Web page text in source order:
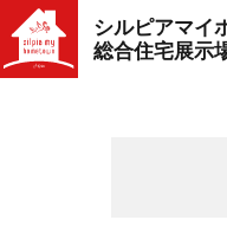
シルピアマイ
総合住宅展示